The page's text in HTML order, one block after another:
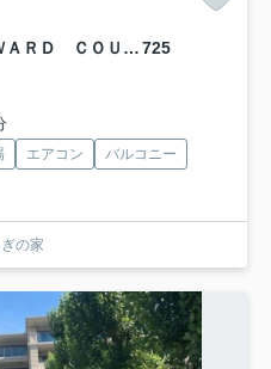
レーベン横浜山手 ＯＮＥ ＷＡＲＤ ＣＯＵＲＴ 725
エアコン
バルコニー
の家